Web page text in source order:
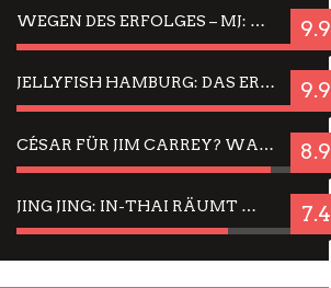
WEGEN DES ERFOLGES – MJ: MICHAEL JACKSON MUSICAL IN EINER MATINEE SEHEN 9.9
JELLYFISH HAMBURG: DAS ERFOLGREICHE SOMMER-MENÜ 2025 IN GEFÜHLEN UND BILDERN 9.9
CÉSAR FÜR JIM CARREY? WARUM DAS EINER DER NERVIGSTEN ACTORS IST UND BLEIBT 8.9
JING JING: IN-THAI RÄUMT WIEDER TITEL AB – EIN ZWEI-STUNDEN-ERLEBNISBERICHT 7.4